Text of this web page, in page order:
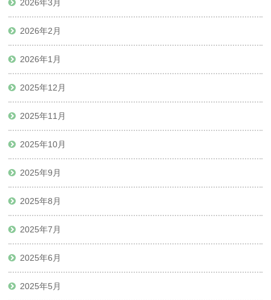
2026年3月
2026年2月
2026年1月
2025年12月
2025年11月
2025年10月
2025年9月
2025年8月
2025年7月
2025年6月
2025年5月